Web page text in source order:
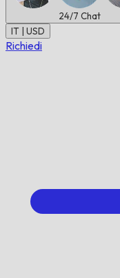
24/7 Chat
IT | USD
Richiedi